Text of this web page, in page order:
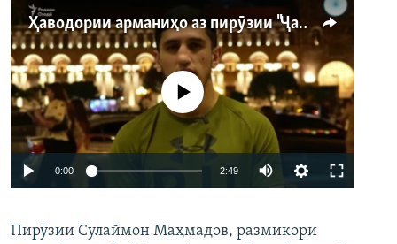
Ҳаводории арманиҳо аз пирӯзии "Ҷаллод"-и тоҷик
Феълан кор намекунад
0:00 2:49
360p
Пирӯзии Сулаймон Маҳмадов, размикори